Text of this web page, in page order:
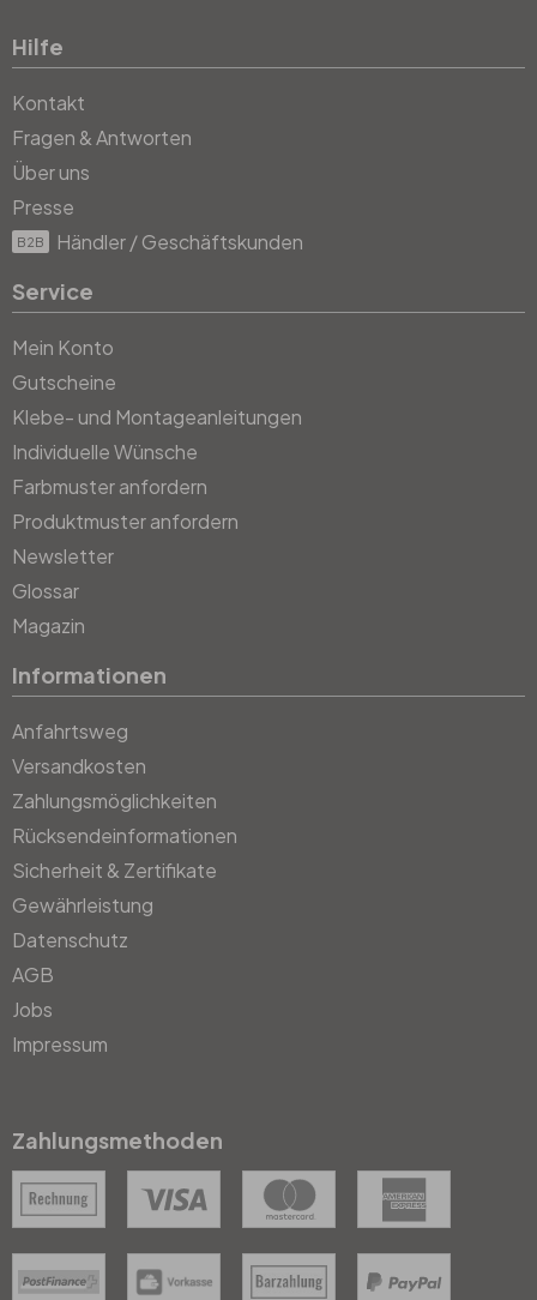
Hilfe
Kontakt
Fragen & Antworten
Über uns
Presse
B2B Händler / Geschäftskunden
Service
Mein Konto
Gutscheine
Klebe- und Montageanleitungen
Individuelle Wünsche
Farbmuster anfordern
Produktmuster anfordern
Newsletter
Glossar
Magazin
Informationen
Anfahrtsweg
Versandkosten
Zahlungsmöglichkeiten
Rücksendeinformationen
Sicherheit & Zertifikate
Gewährleistung
Datenschutz
AGB
Jobs
Impressum
Zahlungsmethoden